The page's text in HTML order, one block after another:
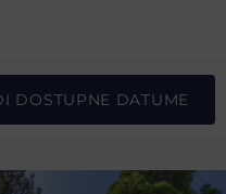
DOSTUPNE DATUME